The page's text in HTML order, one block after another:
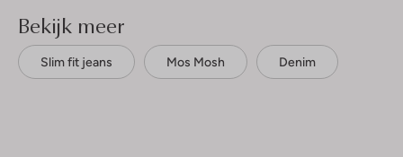
Bekijk meer
Slim fit jeans Mos Mosh Denim